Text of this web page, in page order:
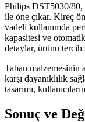
Philips DST5030/80,
ile öne çıkar. Kireç
vadeli kullanımda
kapasitesi ve
detaylar, ürünü tercih
Taban malzemesinin
karşı dayanıklılık
tasarımı,
Sonuç ve